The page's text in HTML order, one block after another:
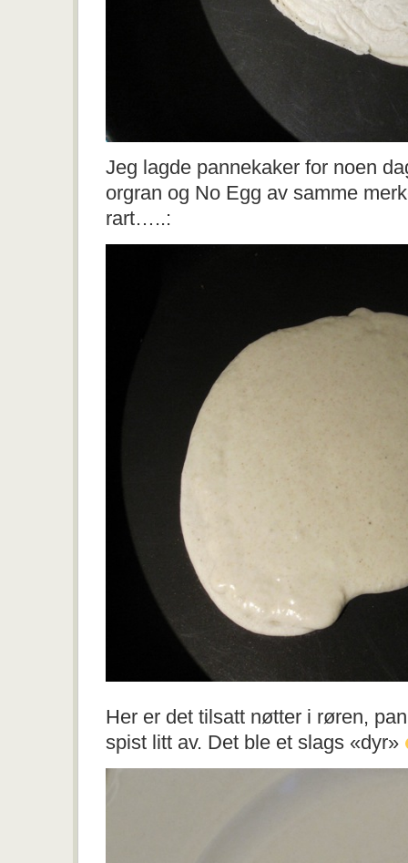
Jeg lagde pannekaker for noen
orgran og No Egg av samme
rart…..:
Her er det tilsatt nøtter i røren,
spist litt av. Det ble et slags «dyr»